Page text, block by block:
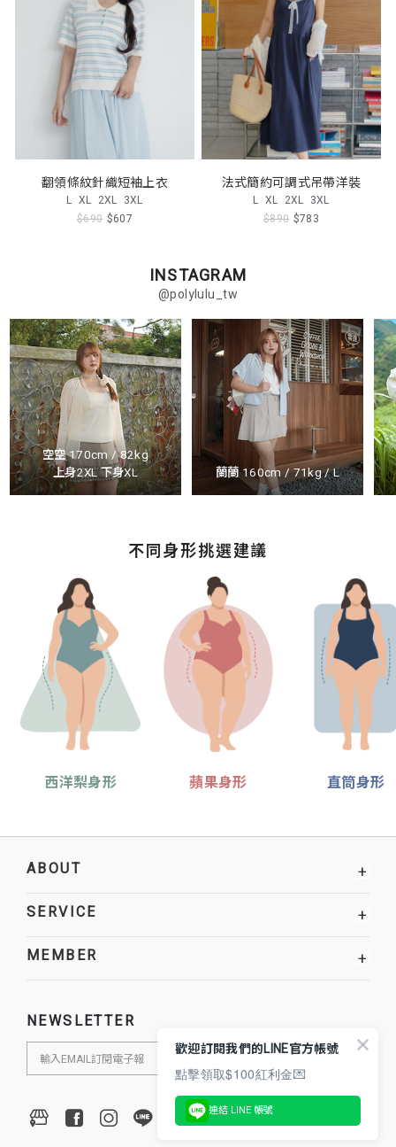
翻領條紋針織短袖上衣
L XL 2XL 3XL
$690 $607
法式簡約可調式吊帶洋裝
L XL 2XL 3XL
$890 $783
INSTAGRAM
@polylulu_tw
空空 170cm / 82kg
上身2XL 下身XL
蘭蘭 160cm / 71kg / L
不同身形挑選建議
西洋梨身形 蘋果身形 直筒身形
ABOUT +
SERVICE +
MEMBER +
NEWSLETTER
歡迎訂閱我們的LINE官方帳號
點擊領取$100紅利金💌
連結 LINE 帳號